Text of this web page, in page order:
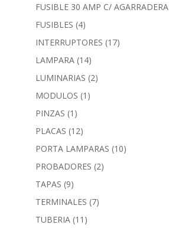
FUSIBLE 30 AMP C/ AGARRADERA
FUSIBLES (4)
INTERRUPTORES (17)
LAMPARA (14)
LUMINARIAS (2)
MODULOS (1)
PINZAS (1)
PLACAS (12)
PORTA LAMPARAS (10)
PROBADORES (2)
TAPAS (9)
TERMINALES (7)
TUBERIA (11)